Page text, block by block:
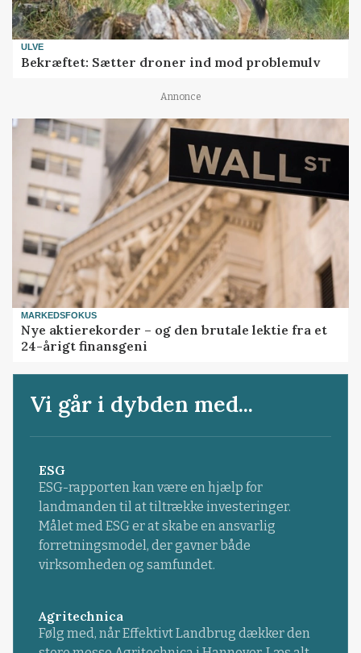
ULVE
Bekræftet: Sætter droner ind mod problemulv
Annonce
MARKEDSFOKUS
Nye aktierekorder – og den brutale lektie fra et
24-årigt finansgeni
Vi går i dybden med...
ESG
ESG-rapporten kan være en hjælp for
landmanden til at tiltrække investeringer.
Målet med ESG er at skabe en ansvarlig
forretningsmodel, der gavner både
virksomheden og samfundet.
Agritechnica
Følg med, når Effektivt Landbrug dækker den